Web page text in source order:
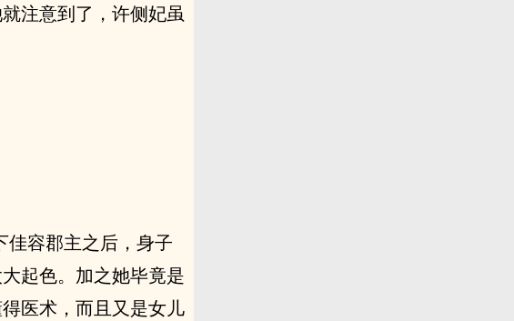
注意到了，许侧妃虽
佳容郡主之后，身子
起色。加之她毕竟是
医术，而且又是女儿